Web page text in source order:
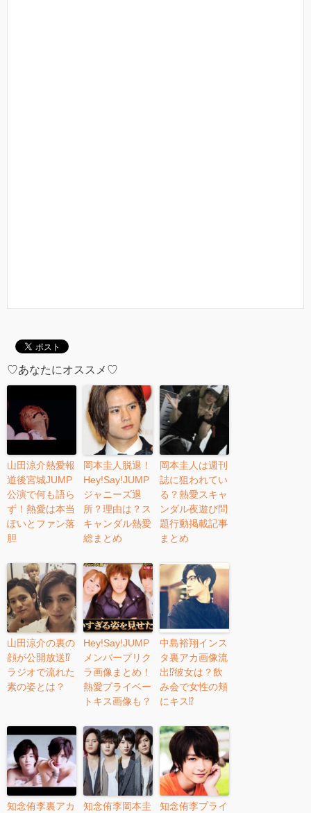
♡あなたにオススメ♡
山田涼介熱愛報
道後宮城JUMP
公演で何も語ら
ず！熱愛は本当
ぽいとファン落
胆
岡本圭人脱退！
Hey!Say!JUMP
ジャニーズ退
所？理由は？ス
キャンダル熱愛
総まとめ
岡本圭人は週刊
誌に狙われてい
る？熱愛スキャ
ンダル夜遊び問
題行動掲載記事
まとめ
山田涼介の裏の
顔が公開放送⁉︎
ラジオで流れた
素の姿とは？
Hey!Say!JUMP
メンバープリク
ラ画像まとめ！
熱愛プライベー
トキス画像も？
中島裕翔インス
タ裏アカ画像流
出⁉︎彼女は？飲
み会で女性の頬
にキス⁉︎
知念侑李裏アカ
知念侑李岡本圭
知念侑李プライ